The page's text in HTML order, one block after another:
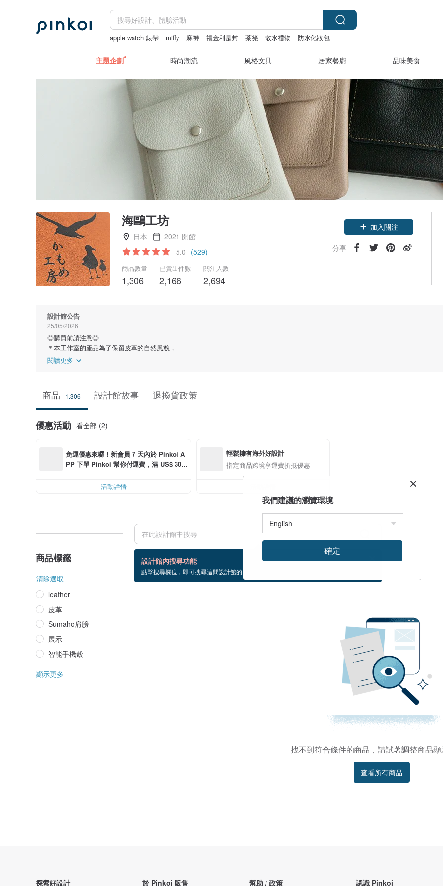
apple watch 錶帶 miffy 麻褲 禮金利是封 茶筅 散水禮物
防水化妝包
主題企劃 時尚潮流 風格文具 居家餐廚 品味美食
海鷗工坊
日本
2021 開館
5.0 (529)
商品數量
1,306
已賣出件數
2,166
關注人數
2,694
加入關注
分享
設計館公告
25/05/2026
◎購買前請注意◎
＊本工作室的產品為了保留皮革的自然風貌，
閱讀更多
商品 1,306 設計館故事 退換貨政策
優惠活動 看全部 (2)
免運優惠來囉！新會員 7 天內於 Pinkoi A
PP 下單 Pinkoi 幫你付運費，滿 US$ 30.0
活動詳情
輕鬆擁有海外好設計
指定商品跨境享運費折抵優惠
商品標籤
清除選取
leather
皮革
Sumaho肩膀
展示
智能手機殼
顯示更多
設計館內搜尋功能
點擊搜尋欄位，即可搜尋這間設計館的商品！
0 個商品
shoulder+bag
找不到符合條件的商品，請試著調整商品
查看所有商品
探索好設計 於 Pinkoi 販售 幫助 / 政策 認識 Pinkoi
我們建議的瀏覽環境
確定